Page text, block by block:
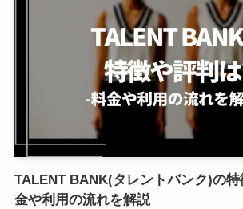
TALENT BANK(タレントバンク)の
金や利用の流れを解説